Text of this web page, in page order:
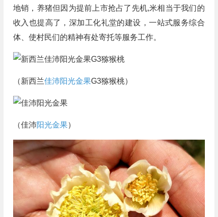
地销，养猪但因为提前上市抢占了先机,米相当于我们的
收入也提高了，深加工化礼堂的建设，一站式服务综合
体、使村民们的精神有处寄托等服务工作。
（新西兰佳沛阳光金果G3猕猴桃）
（佳沛阳光金果）